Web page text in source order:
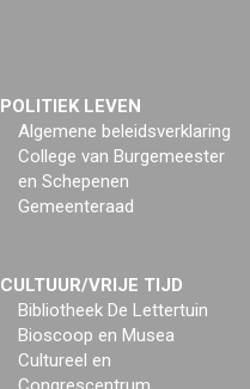
POLITIEK LEVEN
Algemene beleidsverklaring
College van Burgemeester
en Schepenen
Gemeenteraad
CULTUUR/VRIJE TIJD
Bibliotheek De Lettertuin
Bioscoop en Musea
Cultureel en